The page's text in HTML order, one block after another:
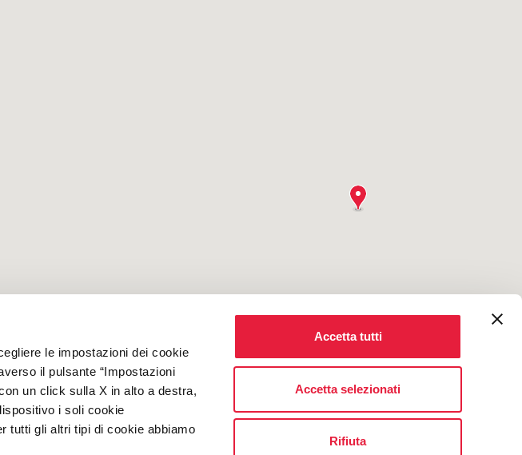
le impostazioni dei cookie
il pulsante “Impostazioni
un click sulla X in alto a destra,
i soli cookie
tutti gli altri tipi di cookie abbiamo
Accetta tutti
Accetta selezionati
Rifiuta